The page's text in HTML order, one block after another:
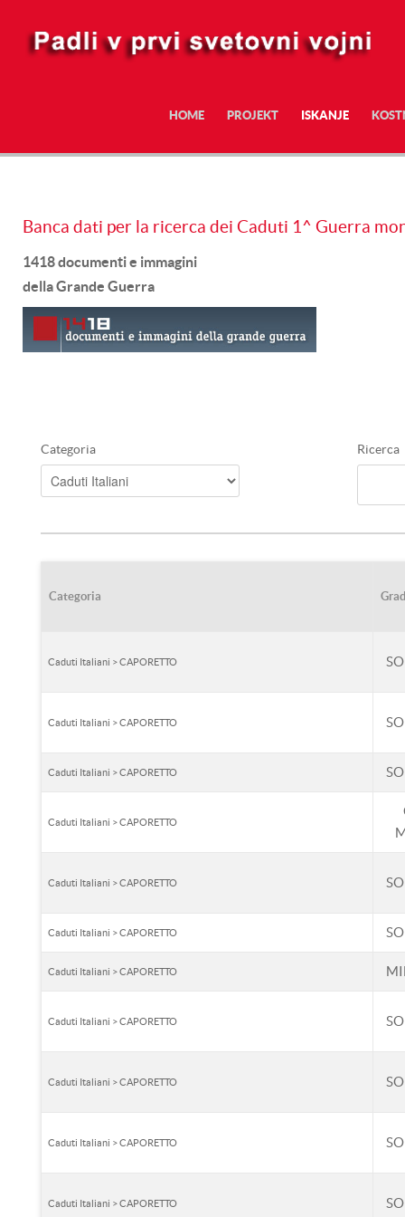
HOME PROJEKT ISKANJE
Banca dati per la ricerca dei Caduti 1^ Guerra
1418 documenti e immagini
della Grande Guerra
Categoria Ricerca
Categoria
Caduti Italiani > CAPORETTO
Caduti Italiani > CAPORETTO
Caduti Italiani > CAPORETTO
Caduti Italiani > CAPORETTO
Caduti Italiani > CAPORETTO
Caduti Italiani > CAPORETTO
Caduti Italiani > CAPORETTO
Caduti Italiani > CAPORETTO
Caduti Italiani > CAPORETTO
Caduti Italiani > CAPORETTO
Caduti Italiani > CAPORETTO